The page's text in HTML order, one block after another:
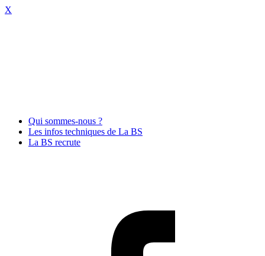
X
Qui sommes-nous ?
Les infos techniques de La BS
La BS recrute